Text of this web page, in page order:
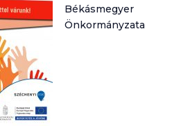
Békásmegyer
Önkormányzata